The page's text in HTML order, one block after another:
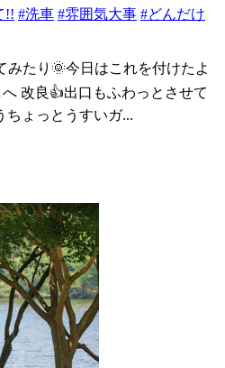
!! #洗車 #雰囲気大事 #どんだけ
みたり🌞今日はこれを付けたよ
改良👍出口もふわっとさせて
ちょっとうすいガ...